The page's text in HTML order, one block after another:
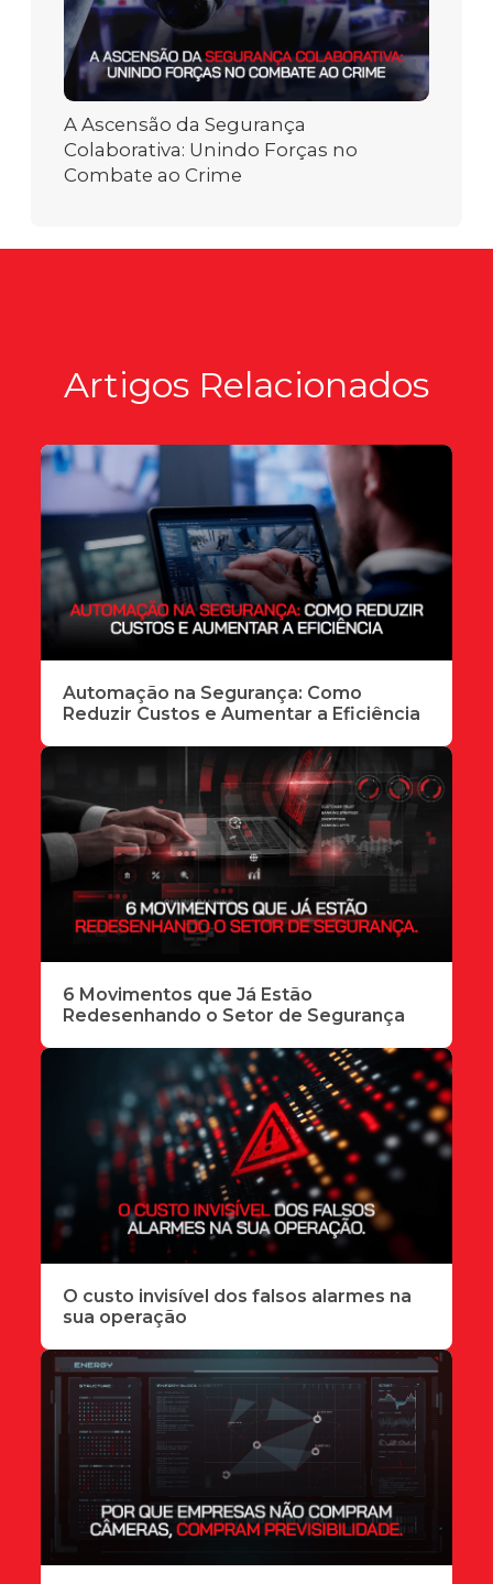
A Ascensão da Segurança
Colaborativa: Unindo Forças no
Combate ao Crime
Artigos Relacionados
Automação na Segurança: Como
Reduzir Custos e Aumentar a Eficiência
6 Movimentos que Já Estão
Redesenhando o Setor de Segurança
O custo invisível dos falsos alarmes na
sua operação